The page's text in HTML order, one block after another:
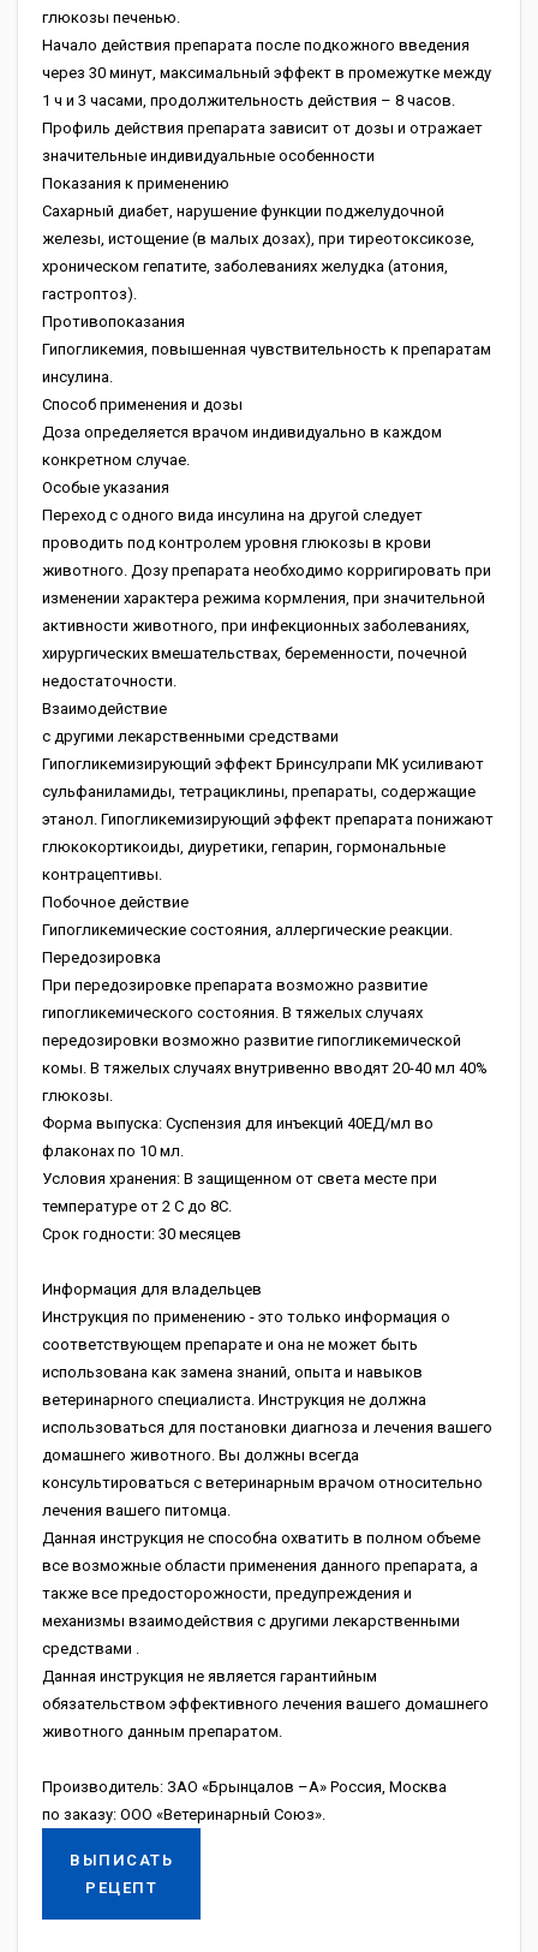
глюкозы печенью.
Начало действия препарата после подкожного введения
через 30 минут, максимальный эффект в промежутке между
1 ч и 3 часами, продолжительность действия – 8 часов.
Профиль действия препарата зависит от дозы и отражает
значительные индивидуальные особенности
Показания к применению
Сахарный диабет, нарушение функции поджелудочной
железы, истощение (в малых дозах), при тиреотоксикозе,
хроническом гепатите, заболеваниях желудка (атония,
гастроптоз).
Противопоказания
Гипогликемия, повышенная чувствительность к препаратам
инсулина.
Способ применения и дозы
Доза определяется врачом индивидуально в каждом
конкретном случае.
Особые указания
Переход с одного вида инсулина на другой следует
проводить под контролем уровня глюкозы в крови
животного. Дозу препарата необходимо корригировать при
изменении характера режима кормления, при значительной
активности животного, при инфекционных заболеваниях,
хирургических вмешательствах, беременности, почечной
недостаточности.
Взаимодействие
с другими лекарственными средствами
Гипогликемизирующий эффект Бринсулрапи МК усиливают
сульфаниламиды, тетрациклины, препараты, содержащие
этанол. Гипогликемизирующий эффект препарата понижают
глюкокортикоиды, диуретики, гепарин, гормональные
контрацептивы.
Побочное действие
Гипогликемические состояния, аллергические реакции.
Передозировка
При передозировке препарата возможно развитие
гипогликемического состояния. В тяжелых случаях
передозировки возможно развитие гипогликемической
комы. В тяжелых случаях внутривенно вводят 20-40 мл 40%
глюкозы.
Форма выпуска: Суспензия для инъекций 40ЕД/мл во
флаконах по 10 мл.
Условия хранения: В защищенном от света месте при
температуре от 2 С до 8С.
Срок годности: 30 месяцев
Информация для владельцев
Инструкция по применению - это только информация о
соответствующем препарате и она не может быть
использована как замена знаний, опыта и навыков
ветеринарного специалиста. Инструкция не должна
использоваться для постановки диагноза и лечения вашего
домашнего животного. Вы должны всегда
консультироваться с ветеринарным врачом относительно
лечения вашего питомца.
Данная инструкция не способна охватить в полном объеме
все возможные области применения данного препарата, а
также все предосторожности, предупреждения и
механизмы взаимодействия с другими лекарственными
средствами .
Данная инструкция не является гарантийным
обязательством эффективного лечения вашего домашнего
животного данным препаратом.
Производитель: ЗАО «Брынцалов –А» Россия, Москва
по заказу: ООО «Ветеринарный Союз».
ВЫПИСАТЬ
РЕЦЕПТ